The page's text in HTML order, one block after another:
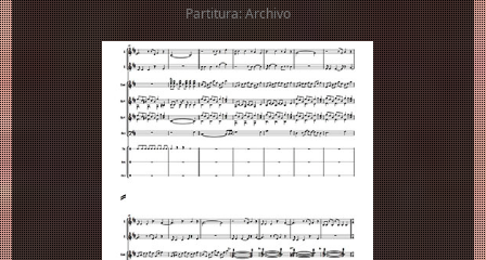
Partitura: Archivo